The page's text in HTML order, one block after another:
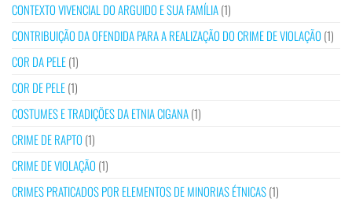
CONTEXTO VIVENCIAL DO ARGUIDO E SUA FAMÍLIA(1)
CONTRIBUIÇÃO DA OFENDIDA PARA A REALIZAÇÃO DO CRIME DE VIOLAÇÃO (1)
COR DA PELE(1)
COR DE PELE(1)
COSTUMES E TRADIÇÕES DA ETNIA CIGANA(1)
CRIME DE RAPTO (1)
CRIME DE VIOLAÇÃO (1)
CRIMES PRATICADOS POR ELEMENTOS DE MINORIAS ÉTNICAS(1)